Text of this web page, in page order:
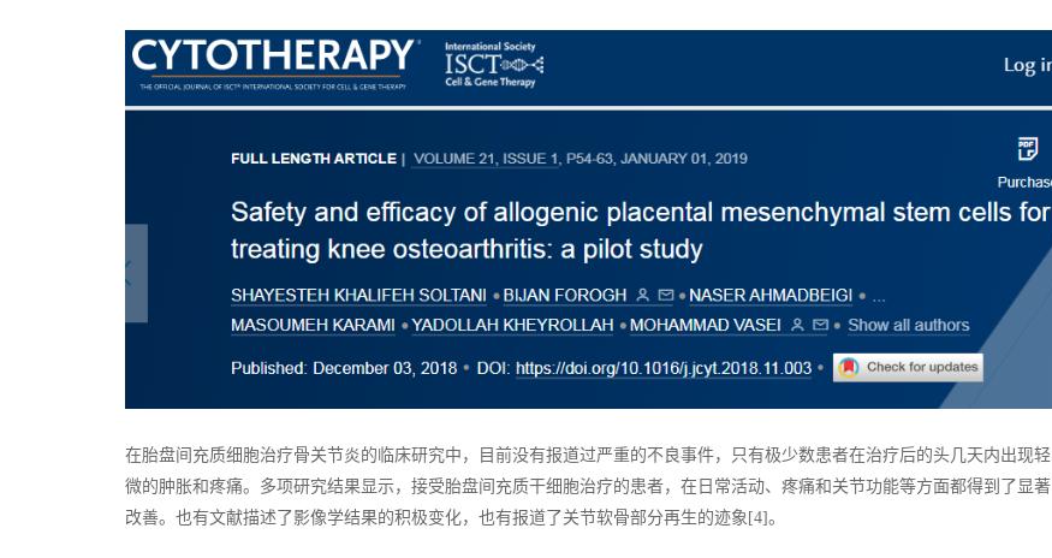
在胎盘间充质细胞治疗骨关节炎的临床研究中，目前没有报道过严重的不良事件，只有极少数患者在治疗后的头几天内出现轻
微的肿胀和疼痛。多项研究结果显示，接受胎盘间充质干细胞治疗的患者，在日常活动、疼痛和关节功能等方面都得到了显著
改善。也有文献描述了影像学结果的积极变化，也有报道了关节软骨部分再生的迹象[4]。